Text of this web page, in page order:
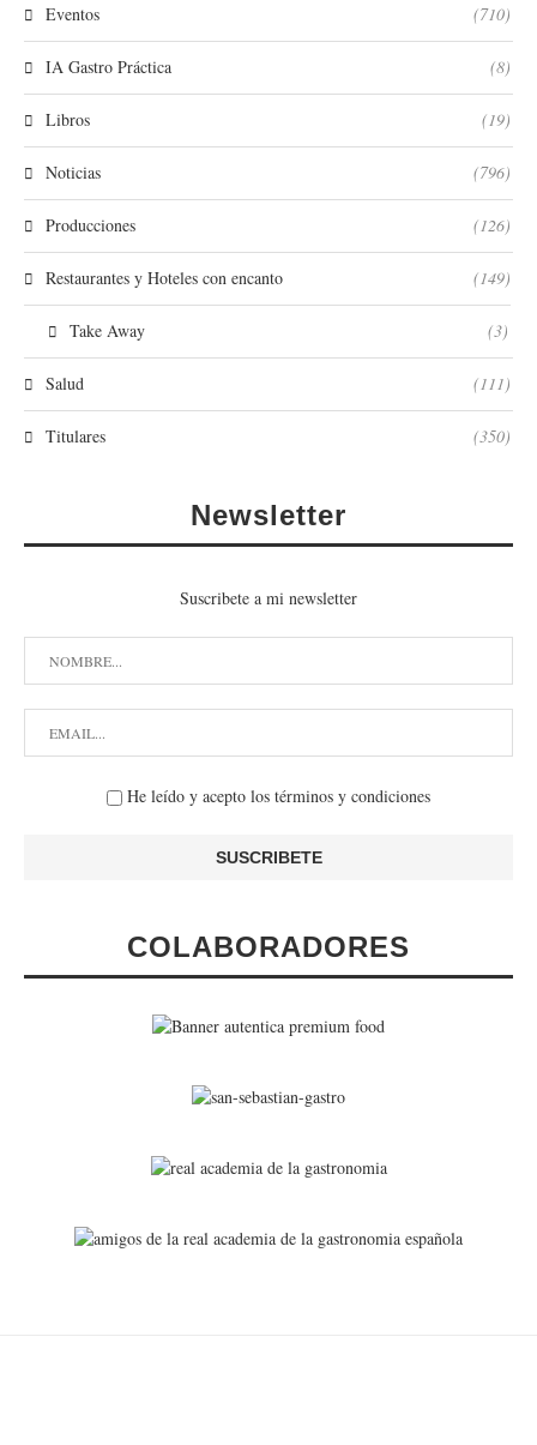
Eventos (710)
IA Gastro Práctica (8)
Libros (19)
Noticias (796)
Producciones (126)
Restaurantes y Hoteles con encanto (149)
Take Away (3)
Salud (111)
Titulares (350)
Newsletter
Suscribete a mi newsletter
He leído y acepto los términos y condiciones
COLABORADORES